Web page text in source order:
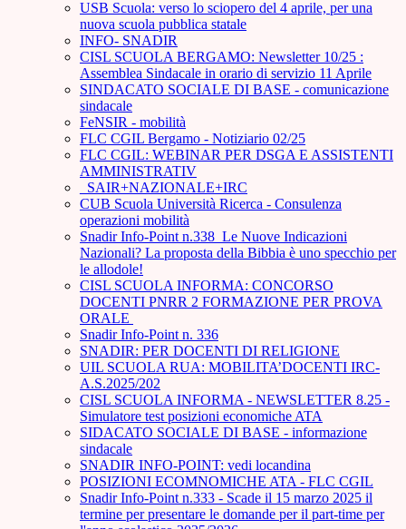
USB Scuola: verso lo sciopero del 4 aprile, per una
nuova scuola pubblica statale
INFO- SNADIR
CISL SCUOLA BERGAMO: Newsletter 10/25 :
Assemblea Sindacale in orario di servizio 11 Aprile
SINDACATO SOCIALE DI BASE - comunicazione
sindacale
FeNSIR - mobilità
FLC CGIL Bergamo - Notiziario 02/25
FLC CGIL: WEBINAR PER DSGA E ASSISTENTI
AMMINISTRATIV
_SAIR+NAZIONALE+IRC
CUB Scuola Università Ricerca - Consulenza
operazioni mobilità
Snadir Info-Point n.338 Le Nuove Indicazioni
Nazionali? La proposta della Bibbia è uno specchio per
le allodole!
CISL SCUOLA INFORMA: CONCORSO
DOCENTI PNRR 2 FORMAZIONE PER PROVA
ORALE ­
Snadir Info-Point n. 336
SNADIR: PER DOCENTI DI RELIGIONE
UIL SCUOLA RUA: MOBILITA’DOCENTI IRC-
A.S.2025/202
CISL SCUOLA INFORMA - NEWSLETTER 8.25 -
Simulatore test posizioni economiche ATA
SIDACATO SOCIALE DI BASE - informazione
sindacale
SNADIR INFO-POINT: vedi locandina
POSIZIONI ECOMNOMICHE ATA - FLC CGIL
Snadir Info-Point n.333 - Scade il 15 marzo 2025 il
termine per presentare le domande per il part-time per